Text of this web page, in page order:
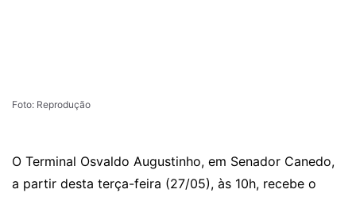
Foto: Reprodução
O Terminal Osvaldo Augustinho, em Senador Canedo,
a partir desta terça-feira (27/05), às 10h, recebe o